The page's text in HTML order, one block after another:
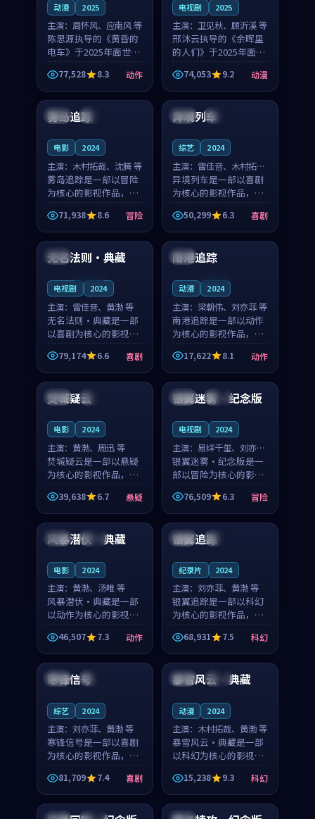
动漫 2025
主演： 周怀风、应南风 等
陈思源执导的《黄昏的
电车》于2025年面世，
日本的城市气质与渔村
故事的人物心境共同构
筑了影片基调。周怀
风、应南风用细腻的表
演撑起整部动作电影，
77,528 8.3 动作
电视剧 2025
主演： 卫见秋、顾沂溪 等
邢沐云执导的《余晖里
的人们》于2025年面
世，泰国的城市气质与
小镇生活的人物心境共
同构筑了影片基调。卫
见秋、顾沂溪用细腻的
表演撑起整部动漫电
74,053 9.2 动漫
中国 热播
雾岛追踪
电影 2024
主演： 木村拓哉、沈腾 等
雾岛追踪是一部以冒险
为核心的影视作品，围
绕危机、反转与人物成
长展开，整体节奏紧
凑，值得推荐观看。
71,938 8.6 冒险
中国 高分
异境列车
综艺 2024
主演： 雷佳音、木村拓哉
等
异境列车是一部以喜剧
为核心的影视作品，围
绕危机、反转与人物成
长展开，整体节奏紧
凑，值得推荐观看。
50,299 6.3 喜剧
美国
无名法则·典藏
电视剧 2024
主演： 雷佳音、黄渤 等
无名法则·典藏是一部
以喜剧为核心的影视作
品，围绕危机、反转与
人物成长展开，整体节
奏紧凑，值得推荐观
看。
79,174 6.6 喜剧
泰国
南港追踪
动漫 2024
主演： 梁朝伟、刘亦菲 等
南港追踪是一部以动作
为核心的影视作品，围
绕危机、反转与人物成
长展开，整体节奏紧
凑，值得推荐观看。
17,622 8.1 动作
日本 热播
焚城疑云
电影 2024
主演： 黄渤、周迅 等
焚城疑云是一部以悬疑
为核心的影视作品，围
绕危机、反转与人物成
长展开，整体节奏紧
凑，值得推荐观看。
39,638 6.7 悬疑
日本 热播
银翼迷雾·纪念版
电视剧 2024
主演： 易烊千玺、刘亦菲
等
银翼迷雾·纪念版是一
部以冒险为核心的影视
作品，围绕危机、反转
与人物成长展开，整体
节奏紧凑，值得推荐观
看。
76,509 6.3 冒险
中国 杜比
风暴潜伏·典藏
电影 2024
主演： 黄渤、汤唯 等
风暴潜伏·典藏是一部
以动作为核心的影视作
品，围绕危机、反转与
人物成长展开，整体节
奏紧凑，值得推荐观
看。
46,507 7.3 动作
英国 杜比
银翼追踪
纪录片 2024
主演： 刘亦菲、黄渤 等
银翼追踪是一部以科幻
为核心的影视作品，围
绕危机、反转与人物成
长展开，整体节奏紧
凑，值得推荐观看。
68,931 7.5 科幻
美国 高分
寒锋信号
综艺 2024
主演： 刘亦菲、黄渤 等
寒锋信号是一部以喜剧
为核心的影视作品，围
绕危机、反转与人物成
长展开，整体节奏紧
凑，值得推荐观看。
81,709 7.4 喜剧
中国 完结
暴雪风云·典藏
动漫 2024
主演： 木村拓哉、黄渤 等
暴雪风云·典藏是一部
以科幻为核心的影视作
品，围绕危机、反转与
人物成长展开，整体节
奏紧凑，值得推荐观
看。
15,238 9.3 科幻